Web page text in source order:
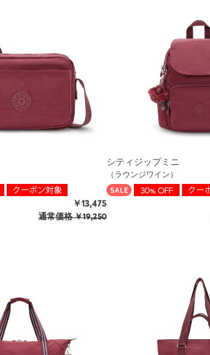
￥13,475
通常価格￥19,250
シティジップミニ
（ラウンジワイン）